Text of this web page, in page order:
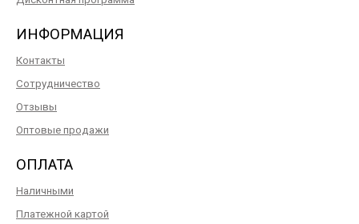
ИНФОРМАЦИЯ
Контакты
Сотрудничество
Отзывы
Оптовые продажи
ОПЛАТА
Наличными
Платежной картой